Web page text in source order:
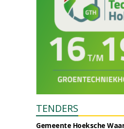
TENDERS
Gemeente Hoeksche